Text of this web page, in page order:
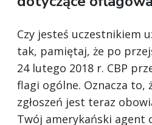
Czy jesteś uczestnikiem
tak, pamiętaj, że po
24 lutego 2018 r. CBP
flagi ogólne. Oznacza to,
zgłoszeń jest teraz
Twój amerykański agent